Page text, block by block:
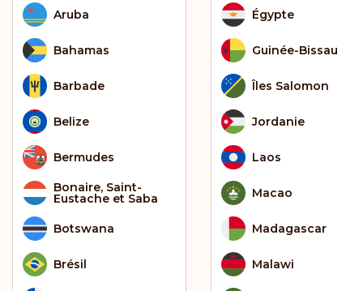
Aruba
Bahamas
Barbade
Belize
Bermudes
Bonaire, Saint-
Eustache et Saba
Botswana
Brésil
Égypte
Guinée-Bissau
Îles Salomon
Jordanie
Laos
Macao
Madagascar
Malawi